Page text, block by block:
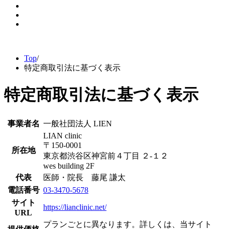
Top/
特定商取引法に基づく表示
特定商取引法に基づく表示
事業者名 一般社団法人 LIEN
所在地
LIAN clinic
〒150-0001
東京都渋谷区神宮前４丁目 ２-１２
wes building 2F
代表
医師・院長 藤尾 謙太
電話番号 03-3470-5678
サイト
URL
https://lianclinic.net/
プランごとに異なります。詳しくは、当サイト